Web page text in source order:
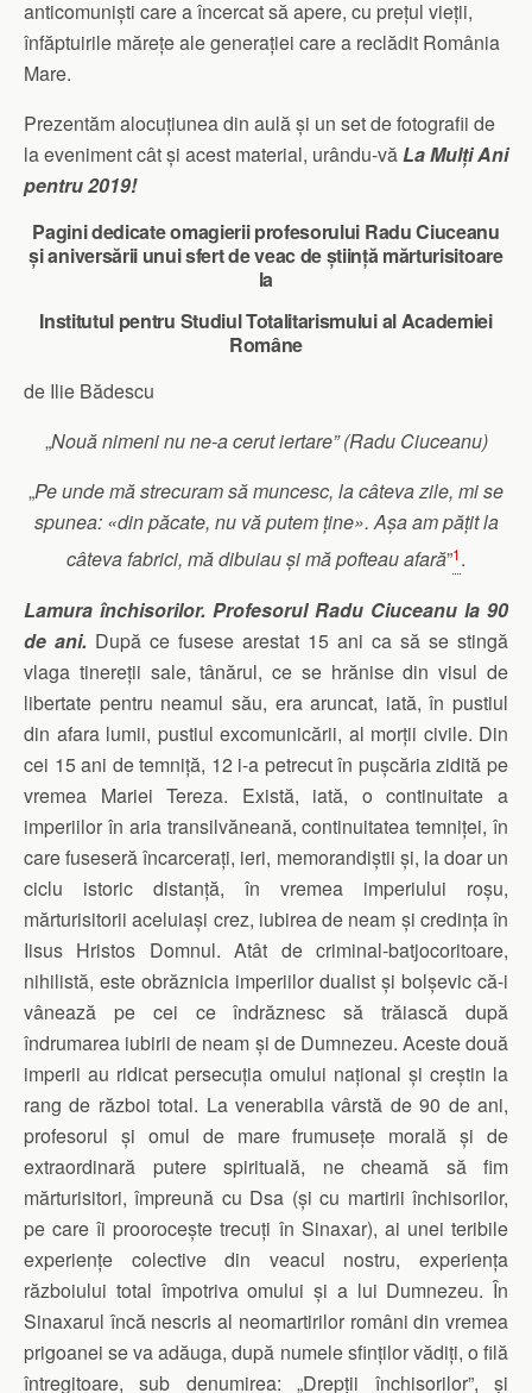
anticomuniști care a încercat să apere, cu prețul vieții,
înfăptuirile mărețe ale generației care a reclădit România
Mare.
Prezentăm alocuțiunea din aulă și un set de fotografii de
la eveniment cât și acest material, urându-văLa Mulți Ani
pentru 2019!
Pagini dedicate omagierii profesorului Radu Ciuceanu
și aniversării unui sfert de veac de știință mărturisitoare
la
Institutul pentru Studiul Totalitarismului al Academiei
Române
de Ilie Bădescu
„Nouă nimeni nu ne-a cerut iertare” (Radu Ciuceanu)
„Pe unde mă strecuram să muncesc, la câteva zile, mi se
spunea: «din păcate, nu vă putem ţine». Aşa am păţit la
câteva fabrici, mă dibuiau şi mă pofteau afară”1.
Lamura închisorilor. Profesorul Radu Ciuceanu la 90
de ani. După ce fusese arestat 15 ani ca să se stingă
vlaga tinereții sale, tânărul, ce se hrănise din visul de
libertate pentru neamul său, era aruncat, iată, în pustiul
din afara lumii, pustiul excomunicării, al morții civile. Din
cei 15 ani de temniță, 12 i-a petrecut în pușcăria zidită pe
vremea Mariei Tereza. Există, iată, o continuitate a
imperiilor în aria transilvăneană, continuitatea temniței, în
care fuseseră încarcerați, ieri, memorandiștii și, la doar un
ciclu istoric distanță, în vremea imperiului roșu,
mărturisitorii aceluiași crez, iubirea de neam și credința în
Iisus Hristos Domnul. Atât de criminal-batjocoritoare,
nihilistă, este obrăznicia imperiilor dualist și bolșevic că-i
vânează pe cei ce îndrăznesc să trăiască după
îndrumarea iubirii de neam și de Dumnezeu. Aceste două
imperii au ridicat persecuția omului național și creștin la
rang de război total. La venerabila vârstă de 90 de ani,
profesorul și omul de mare frumusețe morală și de
extraordinară putere spirituală, ne cheamă să fim
mărturisitori, împreună cu Dsa (și cu martirii închisorilor,
pe care îi proorocește trecuți în Sinaxar), ai unei teribile
experiențe colective din veacul nostru, experiența
războiului total împotriva omului și a lui Dumnezeu. În
Sinaxarul încă nescris al neomartirilor români din vremea
prigoanei se va adăuga, după numele sfinților vădiți, o filă
întregitoare, sub denumirea: „Drepții închisorilor”, și